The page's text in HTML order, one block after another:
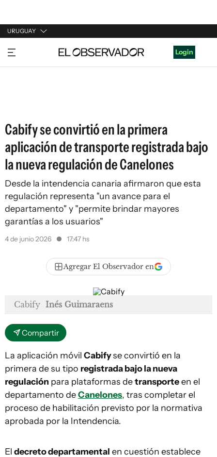
URUGUAY
URUGUAY
ARGENTINA
Login
Cabify se convirtió en la primera
aplicación de transporte registrada bajo
la nueva regulación de Canelones
Desde la intendencia canaria afirmaron que esta
regulación representa "un avance para el
departamento" y "permite brindar mayores
garantías a los usuarios"
4 de junio 2026 17:47 hs
Agregar El Observador en
Cabify Inés Guimaraens
Compartir
La aplicación móvil Cabifyse convirtió en la
primera de su tipo registrada bajo la nueva
regulación para plataformas detransporteen el
departamento deCanelones, tras completar el
proceso de habilitación previsto por la normativa
aprobada por la Intendencia.
El decreto departamental en cuestión establece